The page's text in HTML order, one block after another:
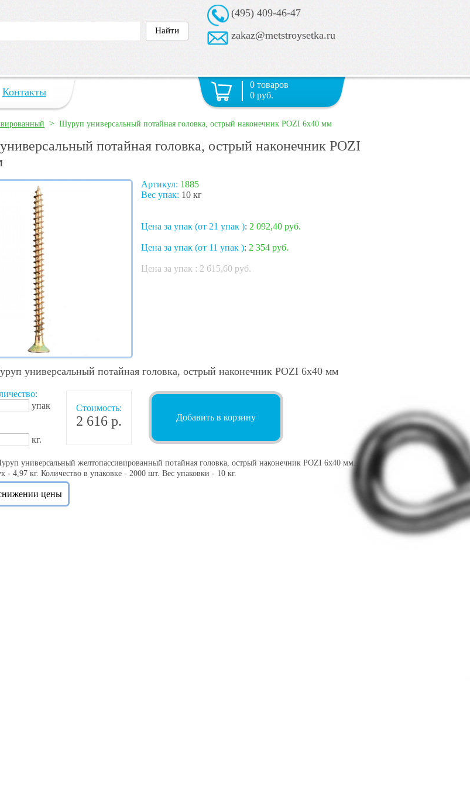
(495) 409-46-47
zakaz@metstroysetka.ru
Контакты
0 товаров
0 руб.
> Шуруп универсальный потайная головка, острый наконечник POZI 6х40 мм
потайная головка, острый наконечник POZI
Артикул: 1885
Вес упак: 10 кг
Цена за упак (от 21 упак ): 2 092,40 руб.
Цена за упак (от 11 упак ): 2 354 руб.
Цена за упак : 2 615,60 руб.
универсальный потайная головка, острый наконечник POZI 6х40 мм
упак
кг.
Стоимость:
2 616 р. Добавить в корзину
универсальный желтопассивированный потайная головка, острый наконечник POZI 6х40 мм.
- 4,97 кг. Количество в упаковке - 2000 шт. Вес упаковки - 10 кг.
цены